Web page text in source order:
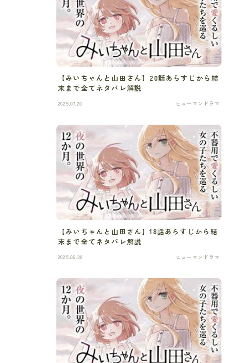
【みいちゃんと山田さん】20話あらすじから結
末まで全てネタバレ解説
2025.07.20 ヒューマンドラマ
【みいちゃんと山田さん】18話あらすじから結
末まで全てネタバレ解説
2025.06.30 ヒューマンドラマ